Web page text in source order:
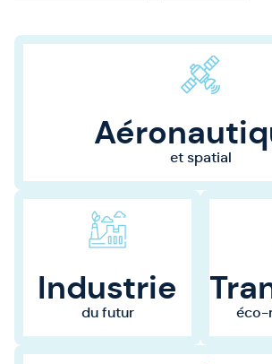
et spatial
Industrie
du futur éco-